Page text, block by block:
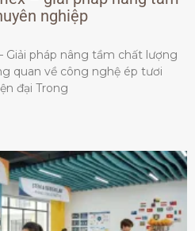
nghiệp
Giải pháp nâng tầm chất lượng
quan về công nghệ ép tươi
đại Trong